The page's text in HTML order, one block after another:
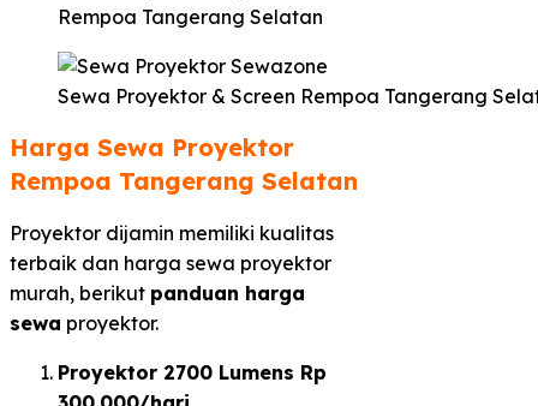
Rempoa Tangerang Selatan
Sewa Proyektor & Screen Rempoa Tangerang
Harga Sewa Proyektor
Rempoa Tangerang Selatan​
Proyektor dijamin memiliki kualitas
terbaik dan harga sewa proyektor
murah, berikut panduan harga
sewa proyektor.
Proyektor 2700 Lumens Rp